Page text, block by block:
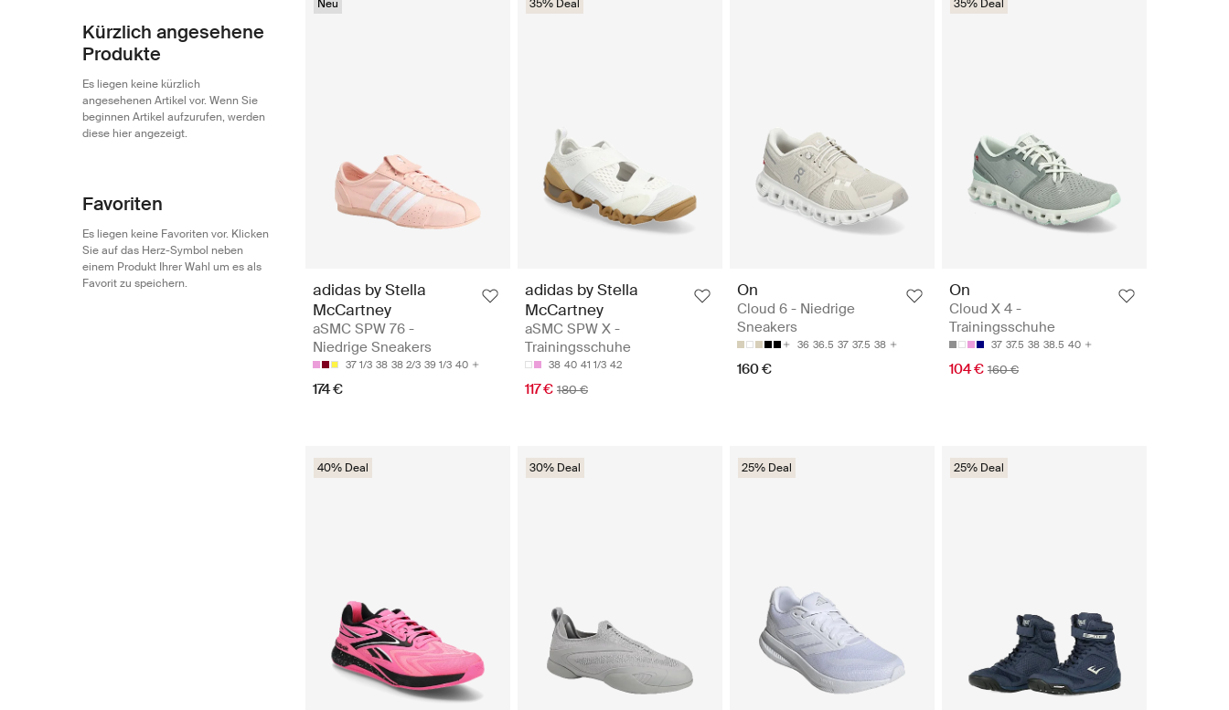
Kürzlich angesehene
Produkte
Es liegen keine kürzlich
angesehenen Artikel vor. Wenn Sie
beginnen Artikel aufzurufen, werden
diese hier angezeigt.
Favoriten
Es liegen keine Favoriten vor. Klicken
Sie auf das Herz-Symbol neben
einem Produkt Ihrer Wahl um es als
Favorit zu speichern.
Neu
adidas by Stella
McCartney
aSMC SPW 76 -
Niedrige Sneakers
37 1/3 38 38 2/3 39 1/3 40
174 €
35% Deal
adidas by Stella
McCartney
aSMC SPW X -
Trainingsschuhe
38 40 41 1/3 42
117 € 180 €
On
Cloud 6 - Niedrige
Sneakers
36 36.5 37 37.5 38
160 €
35% Deal
On
Cloud X 4 -
Trainingsschuhe
37 37.5 38 38.5 40
104 € 160 €
40% Deal 30% Deal 25% Deal 25% Deal